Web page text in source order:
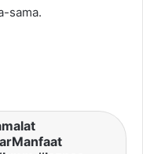
sama.